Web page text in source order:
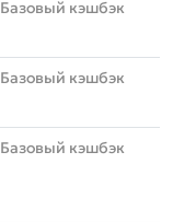
Базовый кэшбэк
Базовый кэшбэк
Базовый кэшбэк